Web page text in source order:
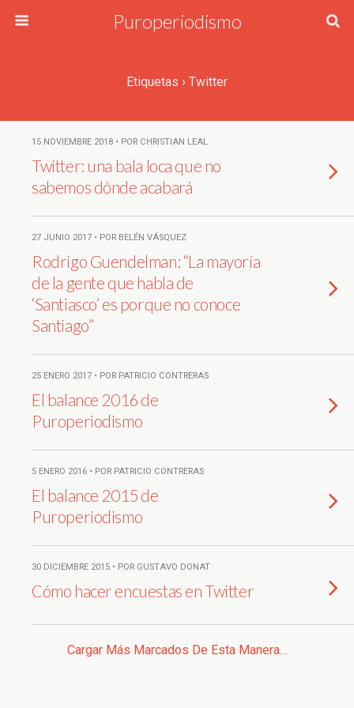
Puroperiodismo
Etiquetas › Twitter
15 NOVIEMBRE 2018 • POR CHRISTIAN LEAL
Twitter: una bala loca que no
sabemos dónde acabará
27 JUNIO 2017 • POR BELÉN VÁSQUEZ
Rodrigo Guendelman: “La mayoría
de la gente que habla de
‘Santiasco’ es porque no conoce
Santiago”
25 ENERO 2017 • POR PATRICIO CONTRERAS
El balance 2016 de
Puroperiodismo
5 ENERO 2016 • POR PATRICIO CONTRERAS
El balance 2015 de
Puroperiodismo
30 DICIEMBRE 2015 • POR GUSTAVO DONAT
Cómo hacer encuestas en Twitter
Cargar Más Marcados De Esta Manera…